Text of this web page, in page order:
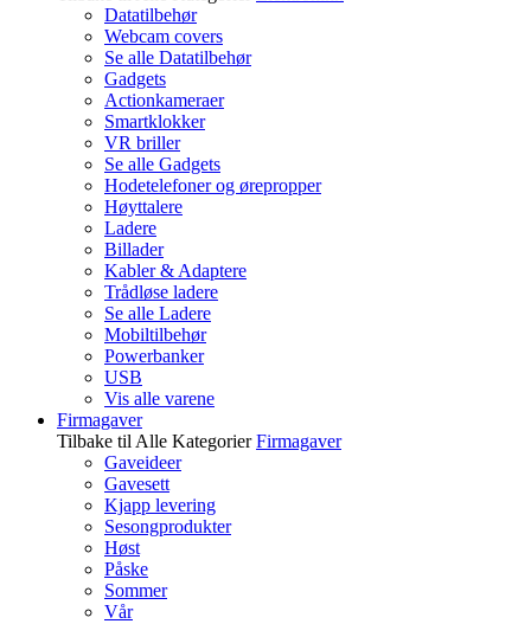
Datatilbehør
Webcam covers
Se alle Datatilbehør
Gadgets
Actionkameraer
Smartklokker
VR briller
Se alle Gadgets
Hodetelefoner og ørepropper
Høyttalere
Ladere
Billader
Kabler & Adaptere
Trådløse ladere
Se alle Ladere
Mobiltilbehør
Powerbanker
USB
Vis alle varene
Firmagaver
Tilbake til Alle Kategorier Firmagaver
Gaveideer
Gavesett
Kjapp levering
Sesongprodukter
Høst
Påske
Sommer
Vår